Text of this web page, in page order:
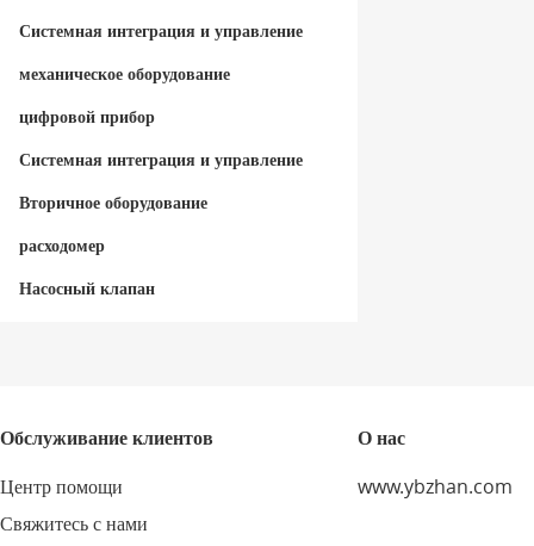
Системная интеграция и управление
механическое оборудование
цифровой прибор
Системная интеграция и управление
Вторичное оборудование
расходомер
Насосный клапан
Обслуживание клиентов
Центр помощи
Свяжитесь с нами
О нас
www.ybzhan.com